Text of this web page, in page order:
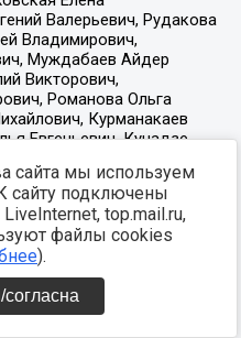
сайта мы используем
сайту подключены
top.mail.ru,
файлы cookies
).